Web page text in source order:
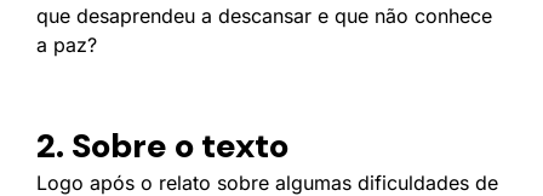
que desaprendeu a descansar e que não conhece
a paz?
2. Sobre o texto
Logo após o relato sobre algumas dificuldades de